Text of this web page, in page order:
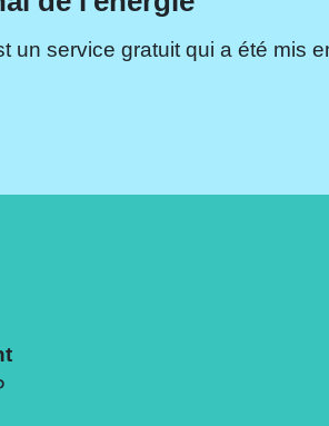
un service gratuit qui a été mis